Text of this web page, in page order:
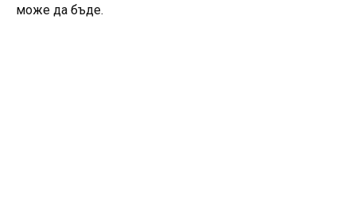
може да бъде.